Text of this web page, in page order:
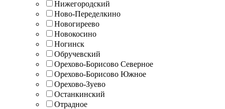
Нижегородский
Ново-Переделкино
Новогиреево
Новокосино
Ногинск
Обручевский
Орехово-Борисово Северное
Орехово-Борисово Южное
Орехово-Зуево
Останкинский
Отрадное